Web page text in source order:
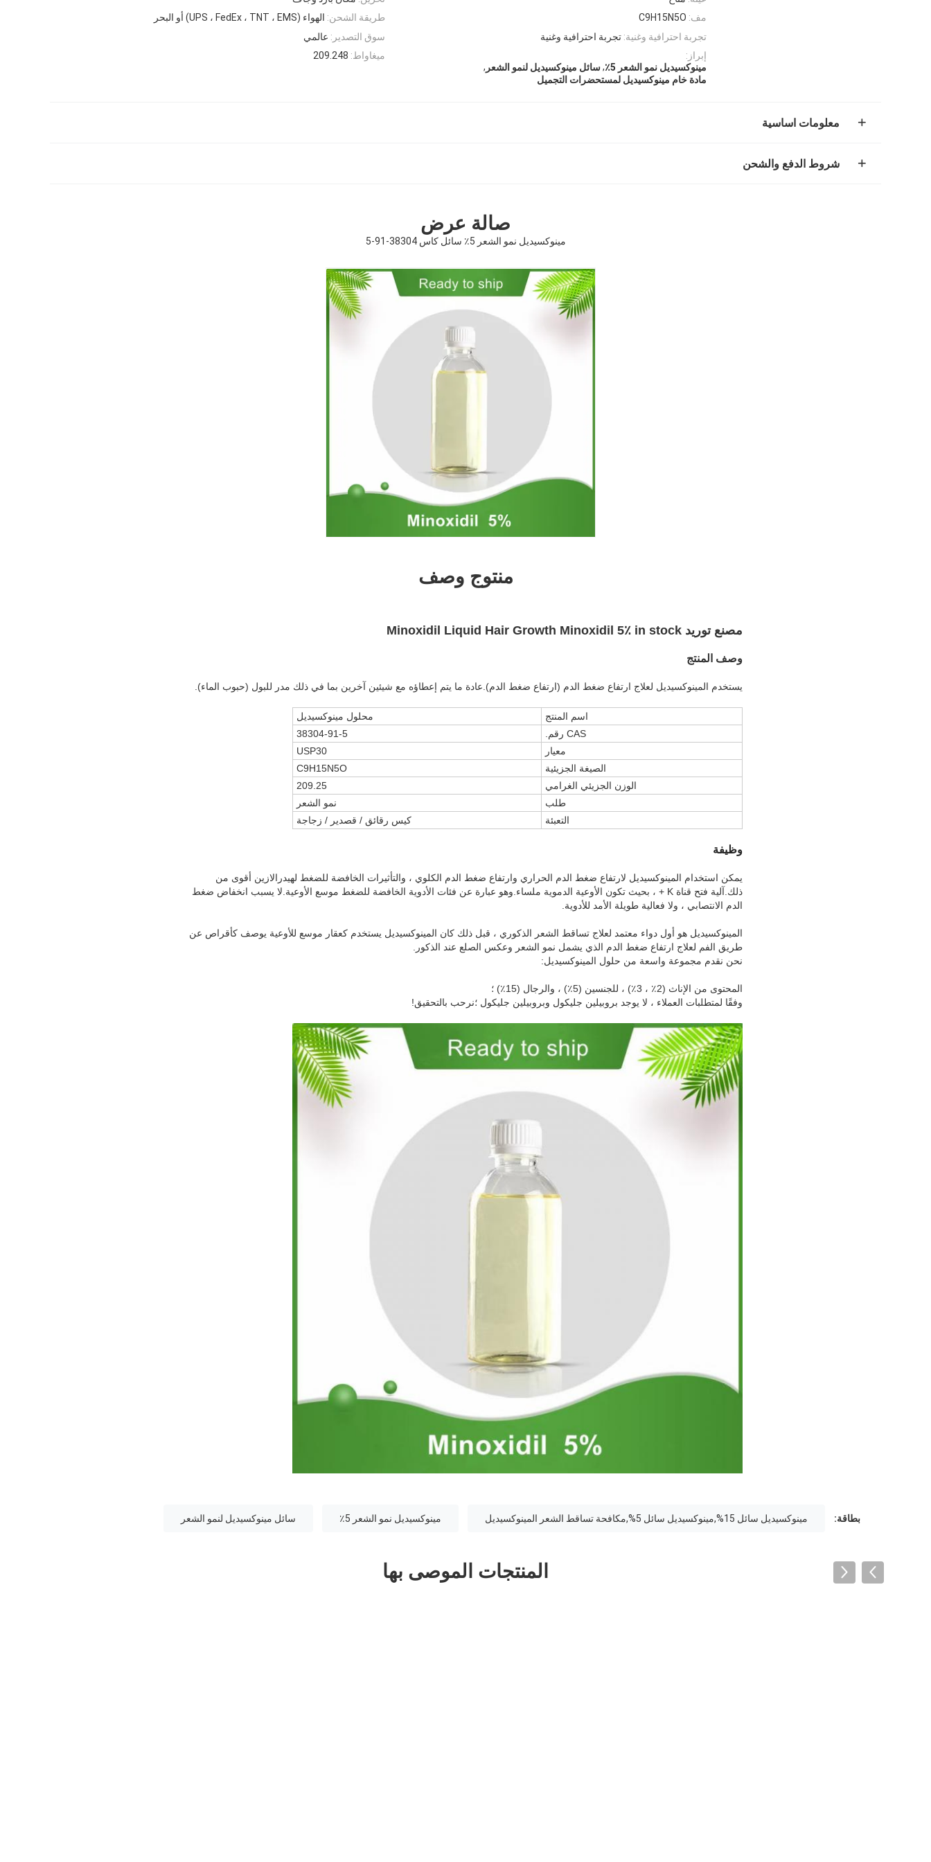
طريقة الشحن: الهواء (UPS ، FedEx ، TNT ، EMS) أو البحر مف: C9H15N5O
سوق التصدير: عالمي تجربة احترافية وغنية: تجربة احترافية وغنية
ميغاواط: 209.248
إبراز:
مينوكسيديل نمو الشعر 5٪
,سائل مينوكسيديل لنمو الشعر ,
مادة خام مينوكسيديل لمستحضرات التجميل
معلومات اساسية
شروط الدفع والشحن
صالة عرض
مينوكسيديل نمو الشعر 5٪ سائل كاس 38304-91-5
منتوج وصف
مصنع توريد Minoxidil Liquid Hair Growth Minoxidil 5٪ in stock
وصف المنتج
يستخدم المينوكسيديل لعلاج ارتفاع ضغط الدم (ارتفاع ضغط الدم).عادة ما يتم إعطاؤه مع شيئين آخرين بما في ذلك مدر للبول (حبوب الماء).
اسم المنتج
محلول مينوكسيديل
CAS رقم.
38304-91-5
معيار
USP30
الصيغة الجزيئية
C9H15N5O
الوزن الجزيئي الغرامي
209.25
طلب
نمو الشعر
التعبئة
كيس رقائق / قصدير / زجاجة
وظيفة
يمكن استخدام المينوكسيديل لارتفاع ضغط الدم الحراري وارتفاع ضغط الدم الكلوي ، والتأثيرات الخافضة للضغط لهيدرالازين أقوى من
ذلك.آلية فتح قناة K + ، بحيث تكون الأوعية الدموية ملساء.وهو عبارة عن فئات الأدوية الخافضة للضغط موسع الأوعية.لا يسبب انخفاض ضغط
الدم الانتصابي ، ولا فعالية طويلة الأمد للأدوية.
المينوكسيديل هو أول دواء معتمد لعلاج تساقط الشعر الذكوري ، قبل ذلك كان المينوكسيديل يستخدم كعقار موسع للأوعية يوصف كأقراص عن
طريق الفم لعلاج ارتفاع ضغط الدم الذي يشمل نمو الشعر وعكس الصلع عند الذكور.
نحن نقدم مجموعة واسعة من حلول المينوكسيديل:
المحتوى من الإناث (2٪ ، 3٪) ، للجنسين (5٪) ، والرجال (15٪) ؛
وفقًا لمتطلبات العملاء ، لا يوجد بروبيلين جليكول وبروبيلين جليكول ؛نرحب بالتحقيق!
بطاقة: مينوكسيديل سائل 15%,مينوكسيديل سائل 5%,مكافحة تساقط الشعر المينوكسيديل مينوكسيديل نمو الشعر 5٪ سائل مينوكسيديل لنمو الشعر
المنتجات الموصى بها